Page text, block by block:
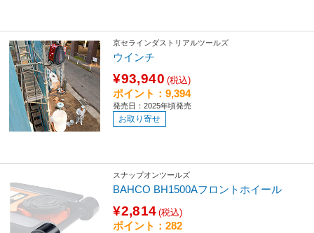
京セラインダストリアルツールズ
ウインチ
¥93,940 (税込)
ポイント：9,394
発売日：2025年頃発売
お取り寄せ
スナップオンツールズ
BAHCO BH1500Aフロントホイール
¥2,814 (税込)
ポイント：282